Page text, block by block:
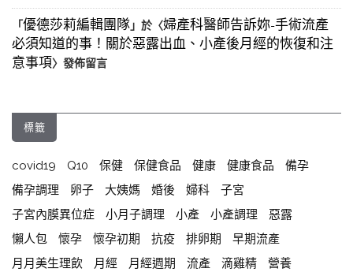
「優德莎莉編輯團隊」於〈婦產科醫師告訴妳-手術流產
必須知道的事！關於惡露出血、小產後月經的恢復和注
意事項〉發佈留言
標籤
covid19 Q10 保健 保健食品 健康 健康食品
備孕
備孕調理
卵子 大姨媽 婚後 婦科
子宮
子宮內膜異位症
小月子調理 小產 小產調理
惡露
懶人包
懷孕 懷孕初期 抗疫 排卵期
早期流產
月月美生理飲
月經 月經週期 流產 滴雞精
營養